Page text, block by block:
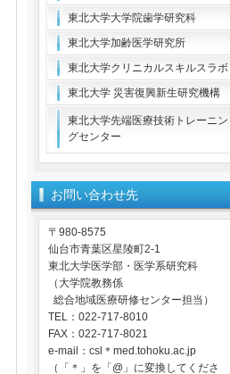
東北大学大学院歯学研究科
東北大学加齢医学研究所
東北大学クリニカルスキルスラボ
東北大学 災害復興新生研究機構
東北大学先端医療技術トレーニン
グセンター
お問い合わせ先
〒980-8575
仙台市青葉区星陵町2-1
東北大学医学部・医学系研究科
（大学院教務係
総合地域医療研修センター担当）
TEL：022-717-8010
FAX：022-717-8021
e-mail：csl＊med.tohoku.ac.jp
（「＊」を「@」に変換してくださ